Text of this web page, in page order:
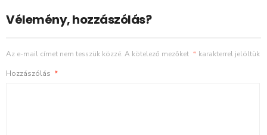
Vélemény, hozzászólás?
Az e-mail címet nem tesszük közzé. A kötelező mezőket * karakterrel jelöltük
Hozzászólás *